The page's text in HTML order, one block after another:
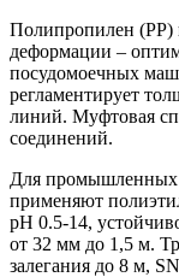
Полипропилен (PP)
деформации –
посудомоечных
регламентирует
линий. Муфтовая
соединений.
Для промышленных
применяют
pH 0.5-14,
от 32 мм до 1,5 м.
залегания до 8 м,